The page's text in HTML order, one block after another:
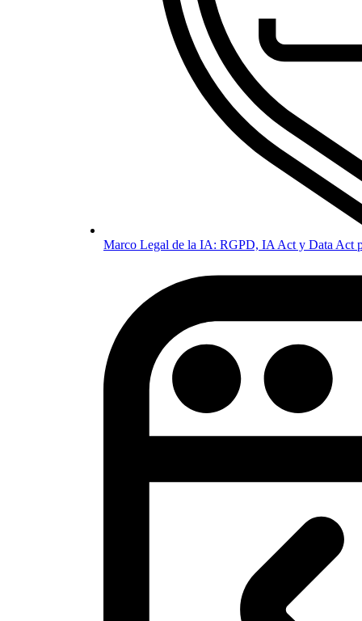
Marco Legal de la IA: RGPD, IA Act y Data Act